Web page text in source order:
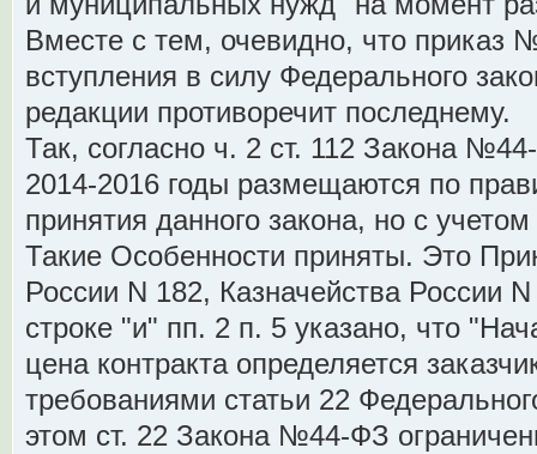
Вместе с тем, очевидно, что приказ
вступления в силу Федерального
редакции противоречит последнему.
Так, согласно ч. 2 ст. 112 Закона
2014-2016 годы размещаются по
принятия данного закона, но с
Такие Особенности приняты. Это
России N 182, Казначейства России
строке "и" пп. 2 п. 5 указано, что
цена контракта определяется
требованиями статьи 22
этом ст. 22 Закона №44-ФЗ